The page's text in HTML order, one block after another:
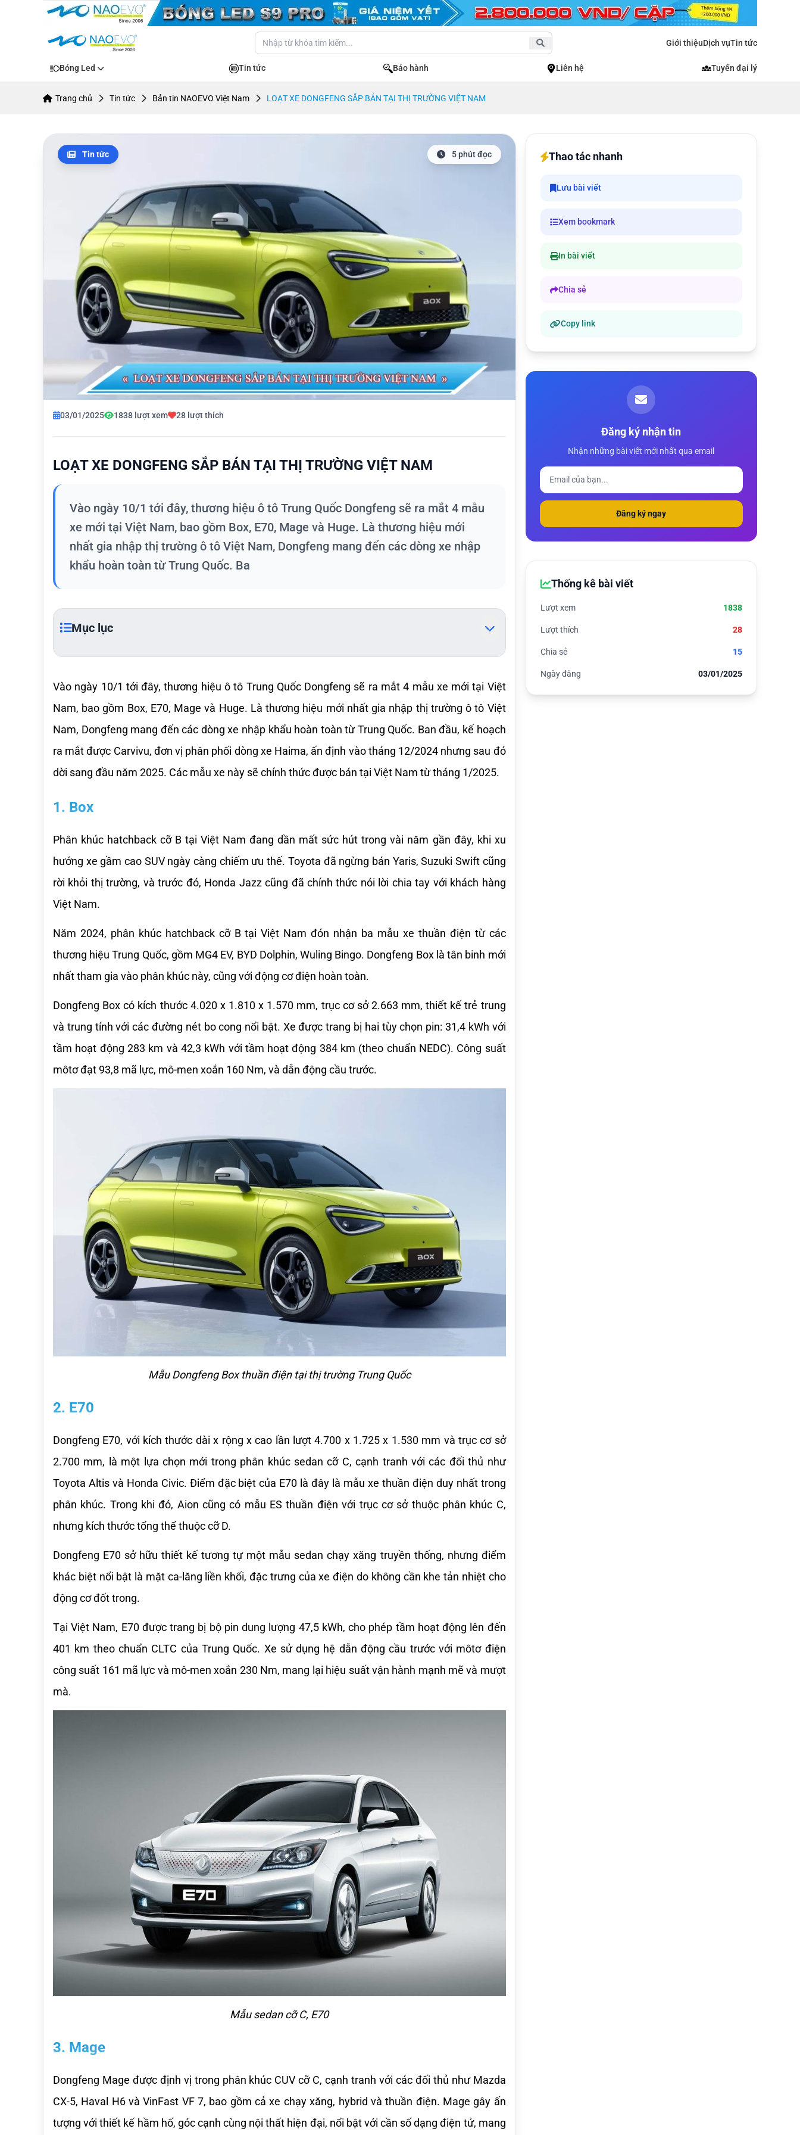
Giới thiệuDịch vụTin tức
Bóng Led Tin tức Bảo hành Liên hệ Tuyển đại lý
Trang chủ Tin tức Bản tin NAOEVO Việt Nam LOẠT XE DONGFENG SẮP BÁN TẠI THỊ TRƯỜNG VIỆT NAM
Tin tức 5 phút đọc
03/01/2025 1838 lượt xem 28 lượt thích
LOẠT XE DONGFENG SẮP BÁN TẠI THỊ TRƯỜNG VIỆT NAM
Vào ngày 10/1 tới đây, thương hiệu ô tô Trung Quốc Dongfeng sẽ ra mắt 4 mẫu
xe mới tại Việt Nam, bao gồm Box, E70, Mage và Huge. Là thương hiệu mới
nhất gia nhập thị trường ô tô Việt Nam, Dongfeng mang đến các dòng xe nhập
khẩu hoàn toàn từ Trung Quốc. Ba
Mục lục
Vào ngày 10/1 tới đây, thương hiệu ô tô Trung Quốc Dongfeng sẽ ra mắt 4 mẫu xe mới tại Việt
Nam, bao gồm Box, E70, Mage và Huge. Là thương hiệu mới nhất gia nhập thị trường ô tô Việt
Nam, Dongfeng mang đến các dòng xe nhập khẩu hoàn toàn từ Trung Quốc. Ban đầu, kế hoạch
ra mắt được Carvivu, đơn vị phân phối dòng xe Haima, ấn định vào tháng 12/2024 nhưng sau đó
dời sang đầu năm 2025. Các mẫu xe này sẽ chính thức được bán tại Việt Nam từ tháng 1/2025.
1. Box
Phân khúc hatchback cỡ B tại Việt Nam đang dần mất sức hút trong vài năm gần đây, khi xu
hướng xe gầm cao SUV ngày càng chiếm ưu thế. Toyota đã ngừng bán Yaris, Suzuki Swift cũng
rời khỏi thị trường, và trước đó, Honda Jazz cũng đã chính thức nói lời chia tay với khách hàng
Việt Nam.
Năm 2024, phân khúc hatchback cỡ B tại Việt Nam đón nhận ba mẫu xe thuần điện từ các
thương hiệu Trung Quốc, gồm MG4 EV, BYD Dolphin, Wuling Bingo. Dongfeng Box là tân binh mới
nhất tham gia vào phân khúc này, cũng với động cơ điện hoàn toàn.
Dongfeng Box có kích thước 4.020 x 1.810 x 1.570 mm, trục cơ sở 2.663 mm, thiết kế trẻ trung
và trung tính với các đường nét bo cong nổi bật. Xe được trang bị hai tùy chọn pin: 31,4 kWh với
tầm hoạt động 283 km và 42,3 kWh với tầm hoạt động 384 km (theo chuẩn NEDC). Công suất
môtơ đạt 93,8 mã lực, mô-men xoắn 160 Nm, và dẫn động cầu trước.
Mẫu Dongfeng Box thuần điện tại thị trường Trung Quốc
2. E70
Dongfeng E70, với kích thước dài x rộng x cao lần lượt 4.700 x 1.725 x 1.530 mm và trục cơ sở
2.700 mm, là một lựa chọn mới trong phân khúc sedan cỡ C, cạnh tranh với các đối thủ như
Toyota Altis và Honda Civic. Điểm đặc biệt của E70 là đây là mẫu xe thuần điện duy nhất trong
phân khúc. Trong khi đó, Aion cũng có mẫu ES thuần điện với trục cơ sở thuộc phân khúc C,
nhưng kích thước tổng thể thuộc cỡ D.
Dongfeng E70 sở hữu thiết kế tương tự một mẫu sedan chạy xăng truyền thống, nhưng điểm
khác biệt nổi bật là mặt ca-lăng liền khối, đặc trưng của xe điện do không cần khe tản nhiệt cho
động cơ đốt trong.
Tại Việt Nam, E70 được trang bị bộ pin dung lượng 47,5 kWh, cho phép tầm hoạt động lên đến
401 km theo chuẩn CLTC của Trung Quốc. Xe sử dụng hệ dẫn động cầu trước với môtơ điện
công suất 161 mã lực và mô-men xoắn 230 Nm, mang lại hiệu suất vận hành mạnh mẽ và mượt
mà.
Mẫu sedan cỡ C, E70
3. Mage
Dongfeng Mage được định vị trong phân khúc CUV cỡ C, cạnh tranh với các đối thủ như Mazda
CX-5, Haval H6 và VinFast VF 7, bao gồm cả xe chạy xăng, hybrid và thuần điện. Mage gây ấn
tượng với thiết kế hầm hố, góc cạnh cùng nội thất hiện đại, nổi bật với cần số dạng điện tử, mang
Thao tác nhanh
Lưu bài viết
Xem bookmark
In bài viết
Chia sẻ
Copy link
Đăng ký nhận tin
Nhận những bài viết mới nhất qua email
Đăng ký ngay
Thống kê bài viết
Lượt xem 1838
Lượt thích 28
Chia sẻ 15
Ngày đăng 03/01/2025